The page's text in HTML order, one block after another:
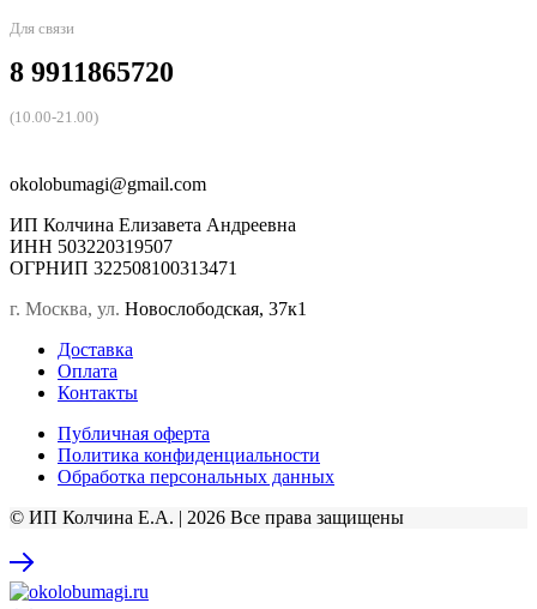
Для связи
8 9911865720
(10.00-21.00)
okolobumagi@gmail.com
ИП Колчина Елизавета Андреевна
ИНН 503220319507
ОГРНИП 322508100313471
г. Москва, ул. Новослободская, 37к1
Доставка
Оплата
Контакты
Публичная оферта
Политика конфиденциальности
Обработка персональных данных
© ИП Колчина Е.А. | 2026 Все права защищены